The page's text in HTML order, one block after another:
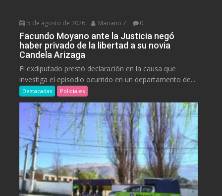
5 de agosto de 2026 Mariano Z 0
Facundo Moyano ante la Justicia negó
haber privado de la libertad a su novia
Candela Arizaga
El exdiputado prestó declaración en la causa que
investiga el episodio ocurrido en un departamento de...
Destacadas Policiales